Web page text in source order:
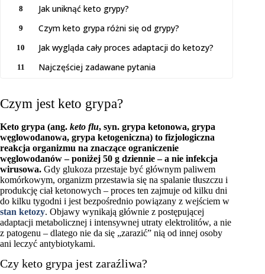
8 Jak uniknąć keto grypy?
9 Czym keto grypa różni się od grypy?
10 Jak wygląda cały proces adaptacji do ketozy?
11 Najczęściej zadawane pytania
Czym jest keto grypa?
Keto grypa (ang. keto flu, syn. grypa ketonowa, grypa
węglowodanowa, grypa ketogeniczna) to fizjologiczna
reakcja organizmu na znaczące ograniczenie
węglowodanów – poniżej 50 g dziennie – a nie infekcja
wirusowa. Gdy glukoza przestaje być głównym paliwem
komórkowym, organizm przestawia się na spalanie tłuszczu i
produkcję ciał ketonowych – proces ten zajmuje od kilku dni
do kilku tygodni i jest bezpośrednio powiązany z wejściem w
stan ketozy. Objawy wynikają głównie z postępującej
adaptacji metabolicznej i intensywnej utraty elektrolitów, a nie
z patogenu – dlatego nie da się „zarazić” nią od innej osoby
ani leczyć antybiotykami.
Czy keto grypa jest zaraźliwa?